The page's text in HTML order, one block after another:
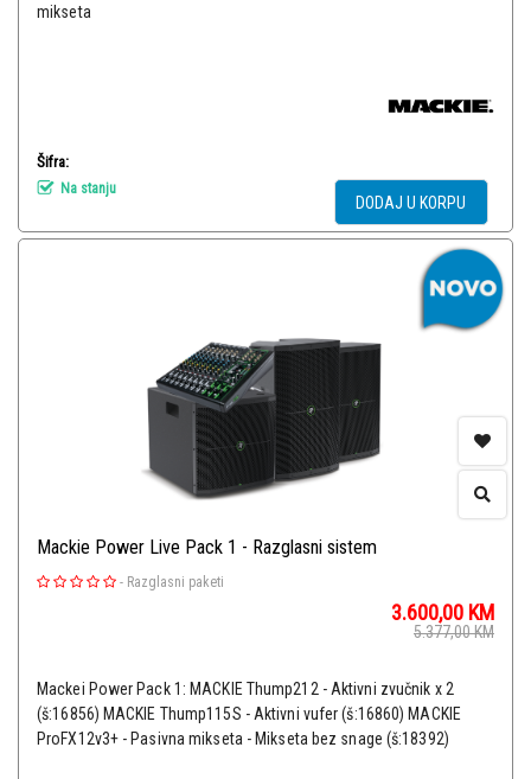
mikseta
Šifra:
Na stanju
DODAJ U KORPU
Mackie Power Live Pack 1 - Razglasni sistem
- Razglasni paketi
3.600,00 KM
5.377,00KM
Mackei Power Pack 1: MACKIE Thump212 - Aktivni zvučnik x 2
(š:16856) MACKIE Thump115S - Aktivni vufer (š:16860) MACKIE
ProFX12v3+ - Pasivna mikseta - Mikseta bez snage (š:18392)